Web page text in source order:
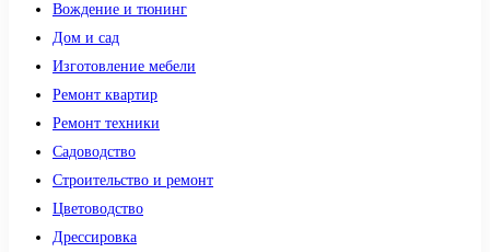
Вождение и тюнинг
Дом и сад
Изготовление мебели
Ремонт квартир
Ремонт техники
Садоводство
Строительство и ремонт
Цветоводство
Дрессировка